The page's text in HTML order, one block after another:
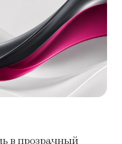
в прозрачный